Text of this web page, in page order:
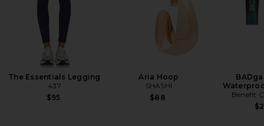
The Essentials Legging
437
$95
Aria Hoop
SHASHI
$88
Benefit